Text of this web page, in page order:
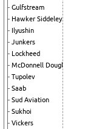
Gulfstream
Hawker Siddeley
Ilyushin
Junkers
Lockheed
McDonnell Douglas
Tupolev
Saab
Sud Aviation
Sukhoi
Vickers